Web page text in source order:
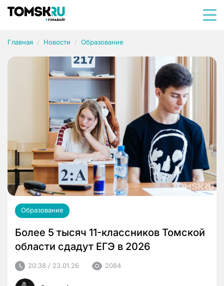
Главная Новости Образование
Образование
Более 5 тысяч 11-классников Томской
области сдадут ЕГЭ в 2026
20:38 / 23.01.26 2084